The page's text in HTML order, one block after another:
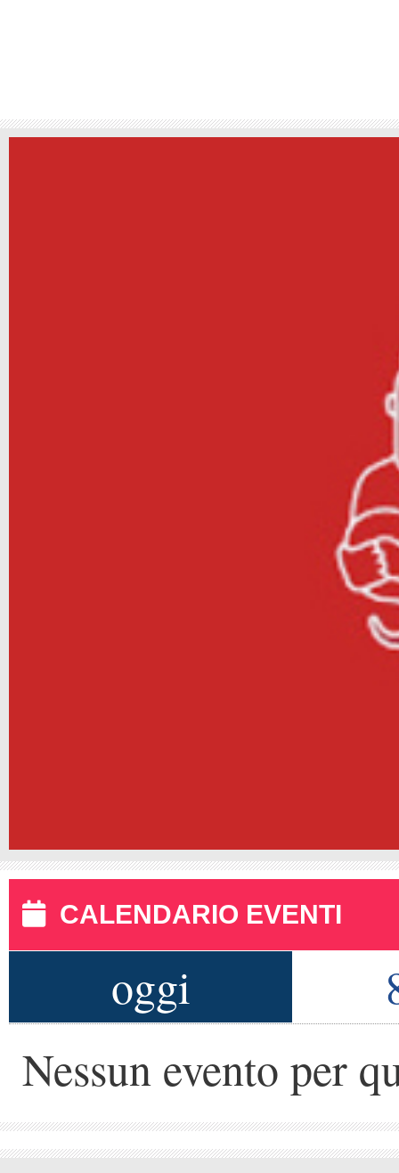
CALENDARIO EVENTI
oggi
Nessun evento per